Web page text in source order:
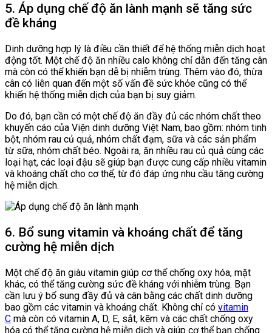
5. Áp dụng chế độ ăn lành mạnh sẽ tăng sức
đề kháng
Dinh dưỡng hợp lý là điều cần thiết để hệ thống miễn dịch hoạt
động tốt. Một chế độ ăn nhiều calo không chỉ dẫn đến tăng cân
mà còn có thể khiến bạn dễ bị nhiễm trùng. Thêm vào đó, thừa
cân có liên quan đến một số vấn đề sức khỏe cũng có thể
khiến hệ thống miễn dịch của bạn bị suy giảm.
Do đó, bạn cần có một chế độ ăn đầy đủ các nhóm chất theo
khuyến cáo của Viện dinh dưỡng Việt Nam, bao gồm: nhóm tinh
bột, nhóm rau củ quả, nhóm chất đạm, sữa và các sản phẩm
từ sữa, nhóm chất béo. Ngoài ra, ăn nhiều rau củ quả cùng các
loại hạt, các loại đậu sẽ giúp bạn được cung cấp nhiều vitamin
và khoáng chất cho cơ thể, từ đó đáp ứng nhu cầu tăng cường
hệ miễn dịch.
6. Bổ sung vitamin và khoáng chất để tăng
cường hệ miễn dịch
Một chế độ ăn giàu vitamin giúp cơ thể chống oxy hóa, mặt
khác, có thể tăng cường sức đề kháng với nhiễm trùng. Bạn
cần lưu ý bổ sung đầy đủ và cân bằng các chất dinh dưỡng
bao gồm các vitamin và khoáng chất. Không chỉ có vitamin
C mà còn có vitamin A, D, E, sắt, kẽm và các chất chống oxy
hóa có thể tăng cường hệ miễn dịch và giúp cơ thể bạn chống